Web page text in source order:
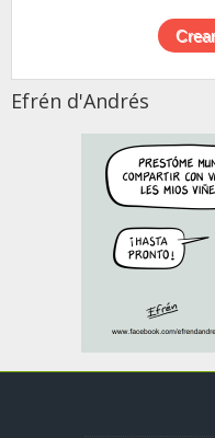
Efrén d'Andrés